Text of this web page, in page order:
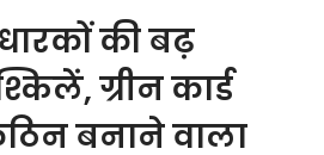
की बढ़
ग्रीन कार्ड
बनाने वाला